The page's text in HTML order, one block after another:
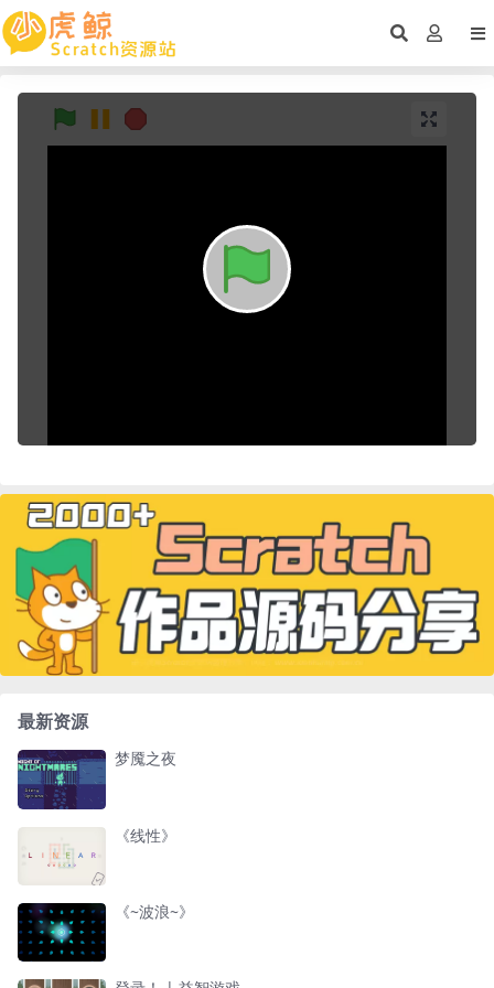
最新资源
梦魇之夜
《线性》
《~波浪~》